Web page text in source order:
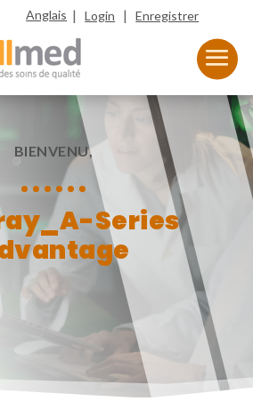
Anglais |Login |Enregistrer
BIENVENU,
Series